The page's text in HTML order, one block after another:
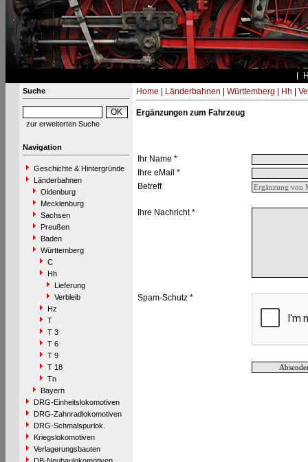
Suche
zur erweiterten Suche
Navigation
Geschichte & Hintergründe
Länderbahnen
Oldenburg
Mecklenburg
Sachsen
Preußen
Baden
Württemberg
C
Hh
Lieferung
Verbleib
Hz
T
T 3
T 6
T 9
T 18
Tn
Bayern
DRG-Einheitslokomotiven
DRG-Zahnradlokomotiven
DRG-Schmalspurlok.
Kriegslokomotiven
Verlagerungsbauten
Home Länderbahnen Württemberg Hh
Ergänzungen zum Fahrzeug
Ihr Name *
Ihre eMail *
Betreff
Ihre Nachricht *
Spam-Schutz *